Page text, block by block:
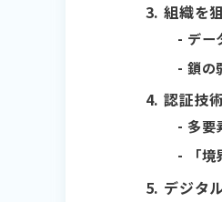
組織を
デー
鎖の
認証技
多要
「
デジタ